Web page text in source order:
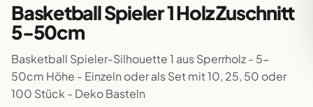
Basketball Spieler 1 Holz Zuschnitt
5-50cm
Basketball Spieler-Silhouette 1 aus Sperrholz - 5-
50cm Höhe - Einzeln oder als Set mit 10, 25, 50 oder
100 Stück - Deko Basteln